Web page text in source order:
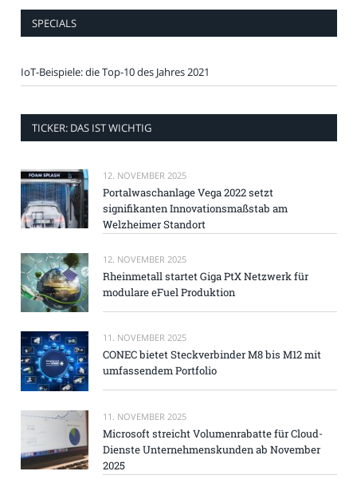
SPECIALS
IoT-Beispiele: die Top-10 des Jahres 2021
TICKER: DAS IST WICHTIG
12. NOVEMBER 2025
Portalwaschanlage Vega 2022 setzt
signifikanten Innovationsmaßstab am
Welzheimer Standort
12. NOVEMBER 2025
Rheinmetall startet Giga PtX Netzwerk für
modulare eFuel Produktion
11. NOVEMBER 2025
CONEC bietet Steckverbinder M8 bis M12 mit
umfassendem Portfolio
11. NOVEMBER 2025
Microsoft streicht Volumenrabatte für Cloud-
Dienste Unternehmenskunden ab November
2025